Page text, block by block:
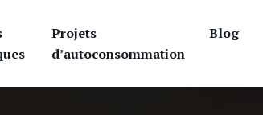
Projets
d’autoconsommation
Blog